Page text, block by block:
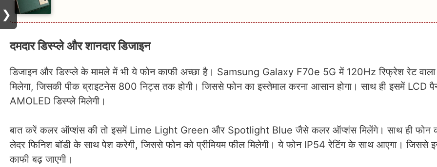
दमदार डिस्प्ले और शानदार डिजाइन
डिजाइन और डिस्प्ले के मामले में भी ये फोन काफी अच्छा है। Samsung Galaxy F70e 5G में 120Hz रिफ्रेश रेट वाला
मिलेगा, जिसकी पीक ब्राइटनेस 800 निट्स तक होगी। जिससे फोन का इस्तेमाल करना आसान होगा। साथ ही इसमें LCD
AMOLED डिस्प्ले मिलेगी।
बात करें कलर ऑप्शंस की तो इसमें Lime Light Green और Spotlight Blue जैसे कलर ऑप्शंस मिलेंगे। साथ ही फोन
लेदर फिनिश बॉडी के साथ पेश करेगी, जिससे फोन को प्रीमियम फील मिलेगी। ये फोन IP54 रेटिंग के साथ आएगा। जिससे
काफी बढ़ जाएगी।
❯